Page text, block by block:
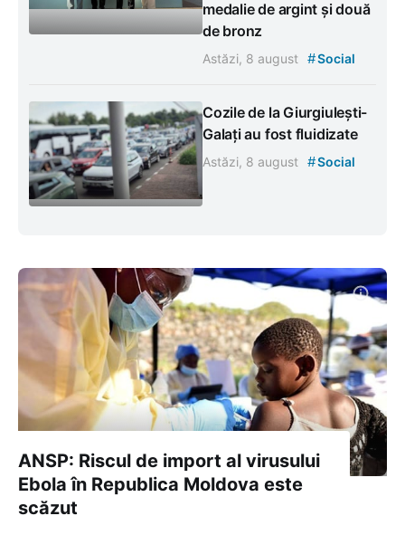
medalie de argint și două
de bronz
Astăzi, 8 august #Social
Cozile de la Giurgiulești-
Galați au fost fluidizate
Astăzi, 8 august #Social
ANSP: Riscul de import al virusului
Ebola în Republica Moldova este
scăzut